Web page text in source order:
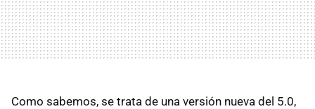
Como sabemos, se trata de una versión nueva del 5.0,